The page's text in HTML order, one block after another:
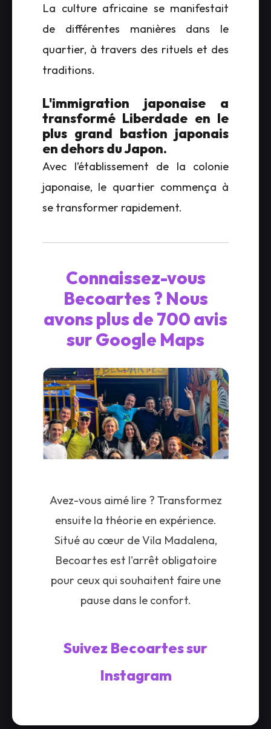
La culture africaine se manifestait
de différentes manières dans le
quartier, à travers des rituels et des
traditions.
L'immigration japonaise a
transformé Liberdade en le
plus grand bastion japonais
en dehors du Japon.
Avec l’établissement de la colonie
japonaise, le quartier commença à
se transformer rapidement.
Connaissez-vous
Becoartes ? Nous
avons plus de 700 avis
sur Google Maps
Avez-vous aimé lire ? Transformez
ensuite la théorie en expérience.
Situé au cœur de Vila Madalena,
Becoartes est l'arrêt obligatoire
pour ceux qui souhaitent faire une
pause dans le confort.
Suivez Becoartes sur
Instagram